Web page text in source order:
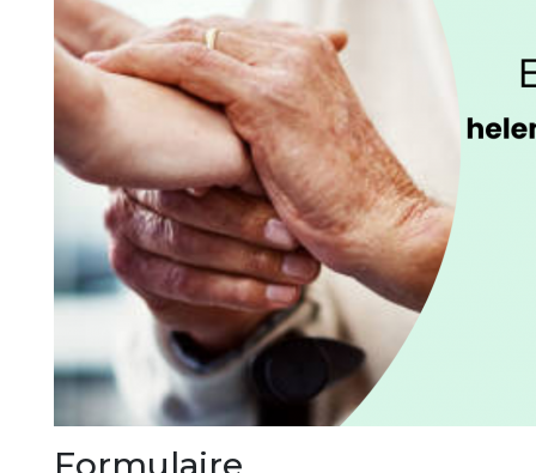
Formulaire